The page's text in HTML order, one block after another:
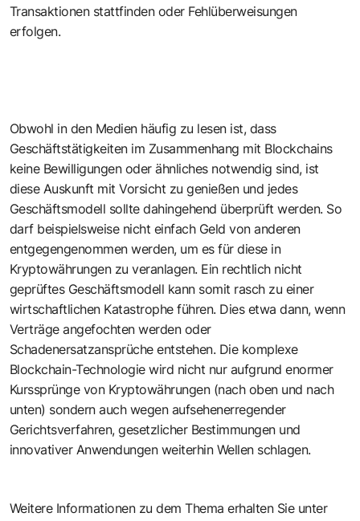
Transaktionen stattfinden oder Fehlüberweisungen
erfolgen.
Obwohl in den Medien häufig zu lesen ist, dass
Geschäftstätigkeiten im Zusammenhang mit Blockchains
keine Bewilligungen oder ähnliches notwendig sind, ist
diese Auskunft mit Vorsicht zu genießen und jedes
Geschäftsmodell sollte dahingehend überprüft werden. So
darf beispielsweise nicht einfach Geld von anderen
entgegengenommen werden, um es für diese in
Kryptowährungen zu veranlagen. Ein rechtlich nicht
geprüftes Geschäftsmodell kann somit rasch zu einer
wirtschaftlichen Katastrophe führen. Dies etwa dann, wenn
Verträge angefochten werden oder
Schadenersatzansprüche entstehen. Die komplexe
Blockchain-Technologie wird nicht nur aufgrund enormer
Kurssprünge von Kryptowährungen (nach oben und nach
unten) sondern auch wegen aufsehenerregender
Gerichtsverfahren, gesetzlicher Bestimmungen und
innovativer Anwendungen weiterhin Wellen schlagen.
Weitere Informationen zu dem Thema erhalten Sie unter